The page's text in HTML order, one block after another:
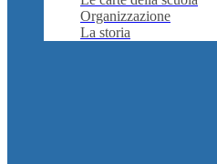
Organizzazione
La storia